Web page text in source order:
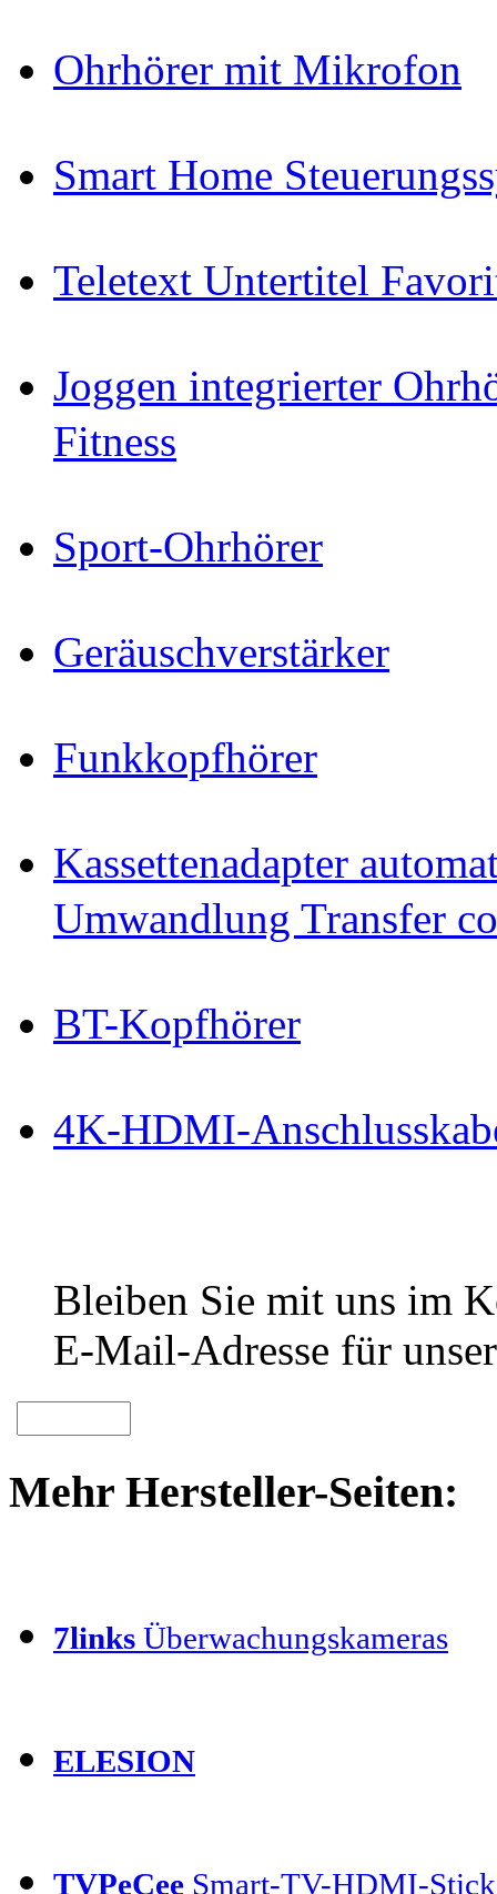
Ohrhörer mit Mikrofon
Smart Home
Teletext Untertitel
Joggen integrierter
Fitness
Sport-Ohrhörer
Geräuschverstärker
Funkkopfhörer
Kassettenadapter
Umwandlung Transfer
BT-Kopfhörer
4K-HDMI-
Bleiben Sie mit uns im
E-Mail-Adresse für
Mehr Hersteller-Seiten:
7links Überwachungskameras
ELESION
TVPeCee Smart-TV-HDMI-